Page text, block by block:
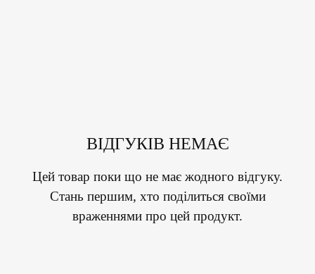
ВІДГУКІВ НЕМАЄ
Цей товар поки що не має жодного відгуку.
Стань першим, хто поділиться своїми
враженнями про цей продукт.